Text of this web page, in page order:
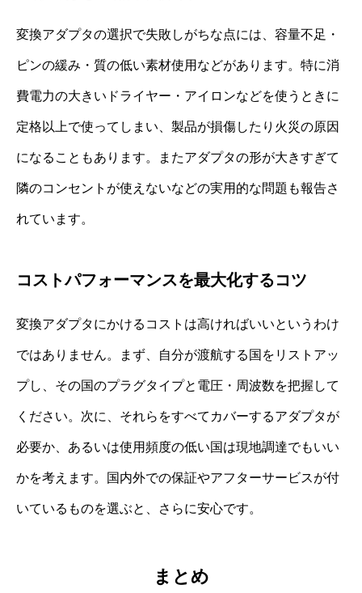
変換アダプタの選択で失敗しがちな点には、容量不足・
ピンの緩み・質の低い素材使用などがあります。特に消
費電力の大きいドライヤー・アイロンなどを使うときに
定格以上で使ってしまい、製品が損傷したり火災の原因
になることもあります。またアダプタの形が大きすぎて
隣のコンセントが使えないなどの実用的な問題も報告さ
れています。
コストパフォーマンスを最大化するコツ
変換アダプタにかけるコストは高ければいいというわけ
ではありません。まず、自分が渡航する国をリストアッ
プし、その国のプラグタイプと電圧・周波数を把握して
ください。次に、それらをすべてカバーするアダプタが
必要か、あるいは使用頻度の低い国は現地調達でもいい
かを考えます。国内外での保証やアフターサービスが付
いているものを選ぶと、さらに安心です。
まとめ